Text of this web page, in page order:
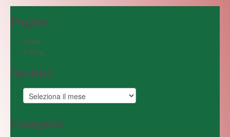
Pagine
About
Il Blog
Archivi
Categorie